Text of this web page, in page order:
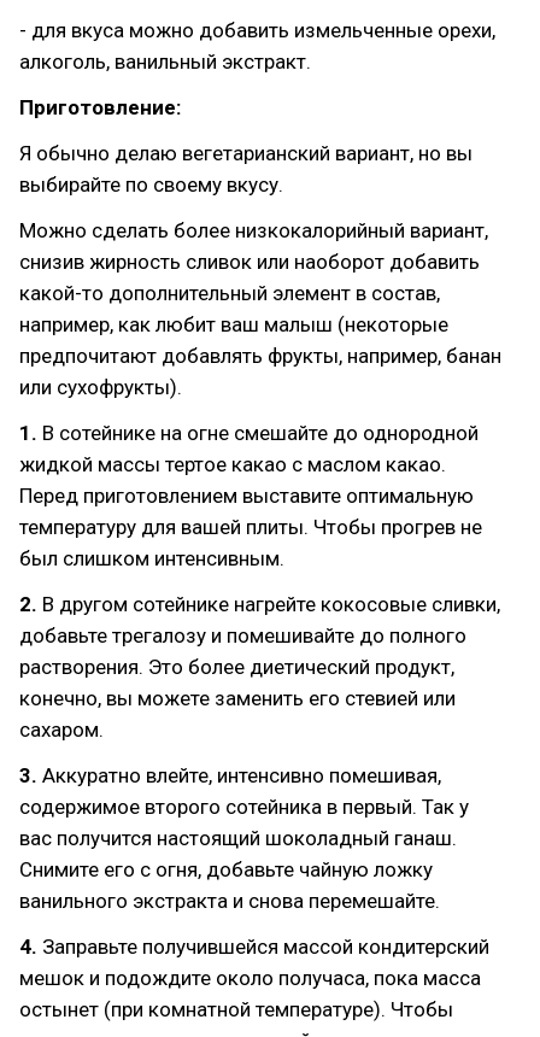
- для вкуса можно добавить измельченные орехи,
алкоголь, ванильный экстракт.
Приготовление:
Я обычно делаю вегетарианский вариант, но вы
выбирайте по своему вкусу.
Можно сделать более низкокалорийный вариант,
снизив жирность сливок или наоборот добавить
какой-то дополнительный элемент в состав,
например, как любит ваш малыш (некоторые
предпочитают добавлять фрукты, например, банан
или сухофрукты).
1. В сотейнике на огне смешайте до однородной
жидкой массы тертое какао с маслом какао.
Перед приготовлением выставите оптимальную
температуру для вашей плиты. Чтобы прогрев не
был слишком интенсивным.
2. В другом сотейнике нагрейте кокосовые сливки,
добавьте трегалозу и помешивайте до полного
растворения. Это более диетический продукт,
конечно, вы можете заменить его стевией или
сахаром.
3. Аккуратно влейте, интенсивно помешивая,
содержимое второго сотейника в первый. Так у
вас получится настоящий шоколадный ганаш.
Снимите его с огня, добавьте чайную ложку
ванильного экстракта и снова перемешайте.
4. Заправьте получившейся массой кондитерский
мешок и подождите около получаса, пока масса
остынет (при комнатной температуре). Чтобы